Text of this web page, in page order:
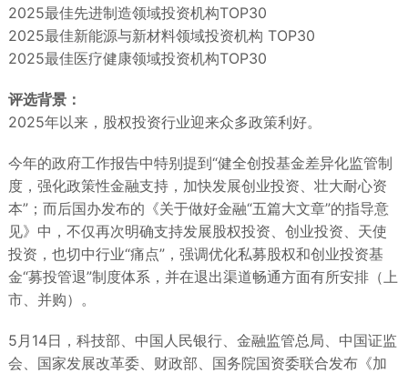
2025最佳先进制造领域投资机构TOP30
2025最佳新能源与新材料领域投资机构 TOP30
2025最佳医疗健康领域投资机构TOP30
评选背景：
2025年以来，股权投资行业迎来众多政策利好。
今年的政府工作报告中特别提到“健全创投基金差异化监管制
度，强化政策性金融支持，加快发展创业投资、壮大耐心资
本”；而后国办发布的《关于做好金融“五篇大文章”的指导意
见》中，不仅再次明确支持发展股权投资、创业投资、天使
投资，也切中行业“痛点”，强调优化私募股权和创业投资基
金“募投管退”制度体系，并在退出渠道畅通方面有所安排（上
市、并购）。
5月14日，科技部、中国人民银行、金融监管总局、中国证监
会、国家发展改革委、财政部、国务院国资委联合发布《加